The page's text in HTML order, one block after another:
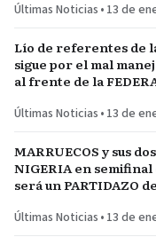
Últimas Noticias • 13 de
Lío de referentes de
sigue por el mal
al frente de la
Últimas Noticias • 13 de
MARRUECOS y sus
NIGERIA en semifinal
será un PARTIDAZO
Últimas Noticias • 13 de